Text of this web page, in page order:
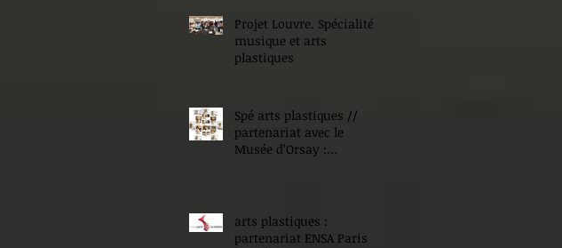
Projet Louvre. Spécialité
musique et arts
plastiques
Spé arts plastiques //
partenariat avec le
Musée d’Orsay :
arts plastiques :
partenariat ENSA Paris